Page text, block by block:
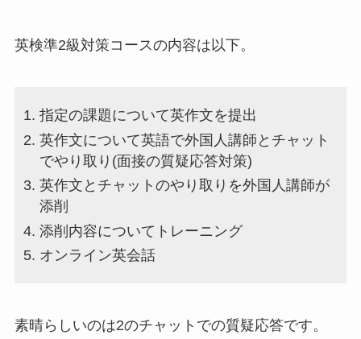
英検準2級対策コースの内容は以下。
指定の課題について英作文を提出
英作文について英語で外国人講師とチャット
でやり取り(面接の質疑応答対策)
英作文とチャットのやり取りを外国人講師が
添削
添削内容についてトレーニング
オンライン英会話
素晴らしいのは2のチャットでの質疑応答です。